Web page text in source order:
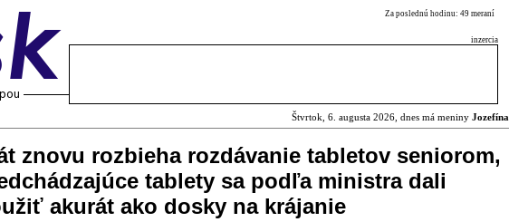
Za poslednú hodinu: 49 meraní
inzercia
Štvrtok, 6. augusta 2026, dnes má meniny Jozefína
znovu rozbieha rozdávanie tabletov seniorom,
tablety sa podľa ministra dali
akurát ako dosky na krájanie